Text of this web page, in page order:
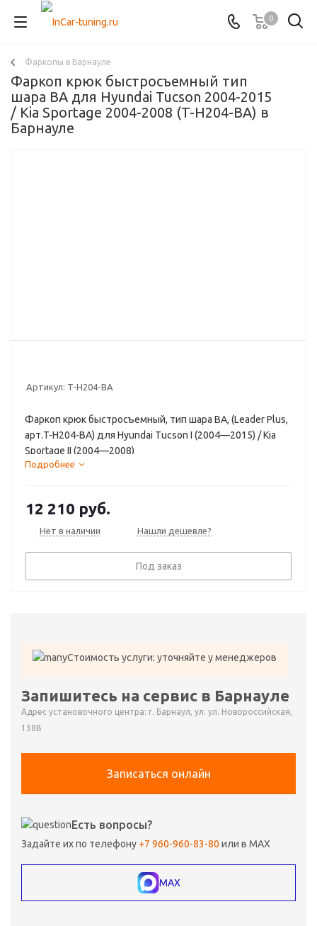
0
Фаркопы в Барнауле
Фаркоп крюк быстросъемный тип
шара BA для Hyundai Tucson 2004-2015
/ Kia Sportage 2004-2008 (T-H204-BA) в
Барнауле
Артикул: T-H204-BA
Фаркоп крюк быстросъемный, тип шара BA, (Leader Plus,
арт.T-H204-BA) для Hyundai Tucson I (2004—2015) / Kia
Sportage II (2004—2008)
Подробнее
12 210 руб.
Нет в наличии Нашли дешевле?
Под заказ
Стоимость услуги: уточняйте у менеджеров
Запишитесь на сервис в Барнауле
Адрес установочного центра: г. Барнаул, ул. ул. Новороссийская,
138В
Записаться онлайн
Есть вопросы?
Задайте их по телефону +7 960-960-83-80 или в MAX
MAX